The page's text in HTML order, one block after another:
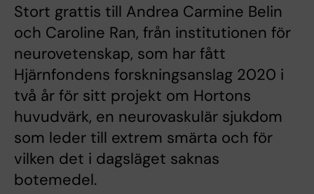
Stort grattis till Andrea Carmine Belin
och Caroline Ran, från institutionen för
neurovetenskap, som har fått
Hjärnfondens forskningsanslag 2020 i
två år för sitt projekt om Hortons
huvudvärk, en neurovaskulär sjukdom
som leder till extrem smärta och för
vilken det i dagsläget saknas
botemedel.